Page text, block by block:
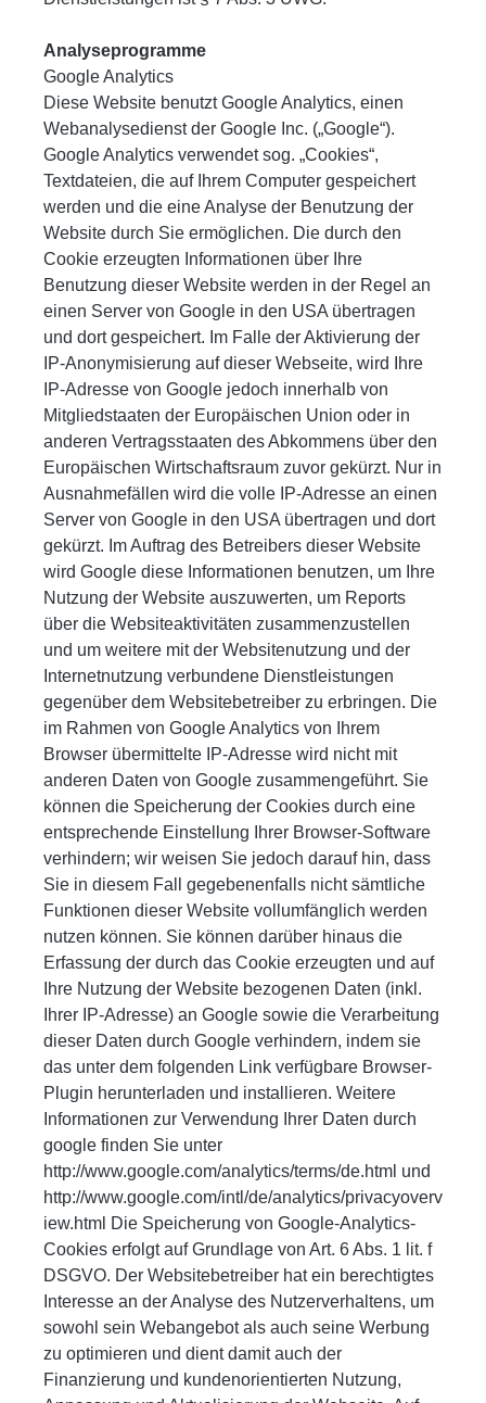
Analyseprogramme
Google Analytics
Diese Website benutzt Google Analytics, einen
Webanalysedienst der Google Inc. („Google“).
Google Analytics verwendet sog. „Cookies“,
Textdateien, die auf Ihrem Computer gespeichert
werden und die eine Analyse der Benutzung der
Website durch Sie ermöglichen. Die durch den
Cookie erzeugten Informationen über Ihre
Benutzung dieser Website werden in der Regel an
einen Server von Google in den USA übertragen
und dort gespeichert. Im Falle der Aktivierung der
IP-Anonymisierung auf dieser Webseite, wird Ihre
IP-Adresse von Google jedoch innerhalb von
Mitgliedstaaten der Europäischen Union oder in
anderen Vertragsstaaten des Abkommens über den
Europäischen Wirtschaftsraum zuvor gekürzt. Nur in
Ausnahmefällen wird die volle IP-Adresse an einen
Server von Google in den USA übertragen und dort
gekürzt. Im Auftrag des Betreibers dieser Website
wird Google diese Informationen benutzen, um Ihre
Nutzung der Website auszuwerten, um Reports
über die Websiteaktivitäten zusammenzustellen
und um weitere mit der Websitenutzung und der
Internetnutzung verbundene Dienstleistungen
gegenüber dem Websitebetreiber zu erbringen. Die
im Rahmen von Google Analytics von Ihrem
Browser übermittelte IP-Adresse wird nicht mit
anderen Daten von Google zusammengeführt. Sie
können die Speicherung der Cookies durch eine
entsprechende Einstellung Ihrer Browser-Software
verhindern; wir weisen Sie jedoch darauf hin, dass
Sie in diesem Fall gegebenenfalls nicht sämtliche
Funktionen dieser Website vollumfänglich werden
nutzen können. Sie können darüber hinaus die
Erfassung der durch das Cookie erzeugten und auf
Ihre Nutzung der Website bezogenen Daten (inkl.
Ihrer IP-Adresse) an Google sowie die Verarbeitung
dieser Daten durch Google verhindern, indem sie
das unter dem folgenden Link verfügbare Browser-
Plugin herunterladen und installieren. Weitere
Informationen zur Verwendung Ihrer Daten durch
google finden Sie unter
http://www.google.com/analytics/terms/de.html und
http://www.google.com/intl/de/analytics/privacyoverv
iew.html Die Speicherung von Google-Analytics-
Cookies erfolgt auf Grundlage von Art. 6 Abs. 1 lit. f
DSGVO. Der Websitebetreiber hat ein berechtigtes
Interesse an der Analyse des Nutzerverhaltens, um
sowohl sein Webangebot als auch seine Werbung
zu optimieren und dient damit auch der
Finanzierung und kundenorientierten Nutzung,